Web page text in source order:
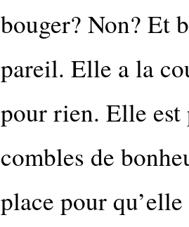
bouger? Non? Et
pareil. Elle a la
pour rien. Elle est
combles de
place pour